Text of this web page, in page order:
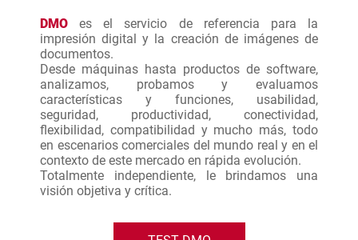
DMO es el servicio de referencia para la
impresión digital y la creación de imágenes de
documentos.
Desde máquinas hasta productos de software,
analizamos, probamos y evaluamos
características y funciones, usabilidad,
seguridad, productividad, conectividad,
flexibilidad, compatibilidad y mucho más, todo
en escenarios comerciales del mundo real y en el
contexto de este mercado en rápida evolución.
Totalmente independiente, le brindamos una
visión objetiva y crítica.